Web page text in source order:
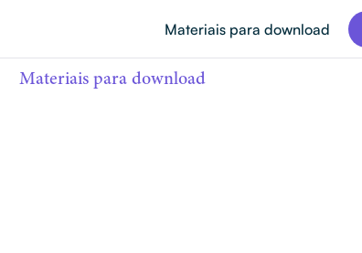
Materiais para download
Materiais para download